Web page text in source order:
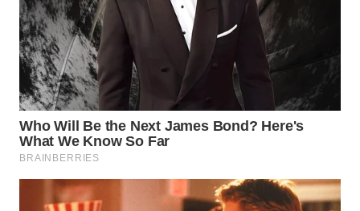
PADANG
LAWAS
WN
SUMEDANG
WN
CIANJUR
WN
KEPULAUAN